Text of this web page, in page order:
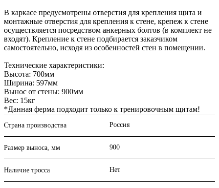
В каркасе предусмотрены отверстия для крепления щита и
монтажные отверстия для крепления к стене, крепеж к стене
осуществляется посредством анкерных болтов (в комплект не
входят). Крепление к стене подбирается заказчиком
самостоятельно, исходя из особенностей стен в помещении.
Технические характеристики:
Высота: 700мм
Ширина: 597мм
Вынос от стены: 900мм
Вес: 15кг
*Данная ферма подходит только к тренировочным щитам!
Страна производства Россия
Размер выноса, мм 900
Наличие тросса Нет